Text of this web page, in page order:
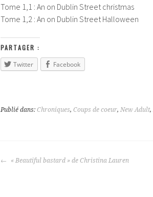
Tome 1,1 : An on Dublin Street christmas
Tome 1,2 : An on Dublin Street Halloween
PARTAGER :
Twitter
Facebook
Publié dans: Chroniques, Coups de coeur, New Adult,
« Beautiful bastard » de Christina Lauren